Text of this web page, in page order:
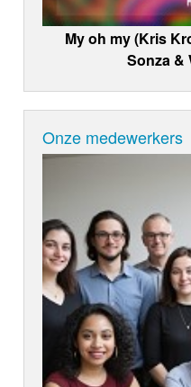
My oh my (Kris
Sonza &
Onze medewerkers